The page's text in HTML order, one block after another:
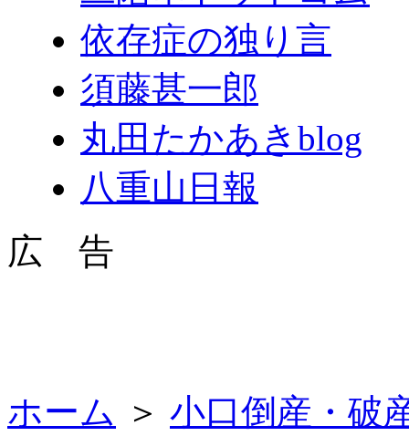
依存症の独り言
須藤甚一郎
丸田たかあきblog
八重山日報
広 告
ホーム ＞ 小口倒産・破